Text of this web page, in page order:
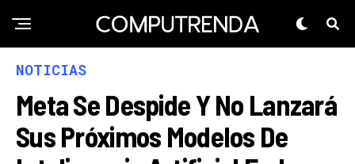
NOTICIAS
Meta Se Despide Y No Lanzará
Sus Próximos Modelos De